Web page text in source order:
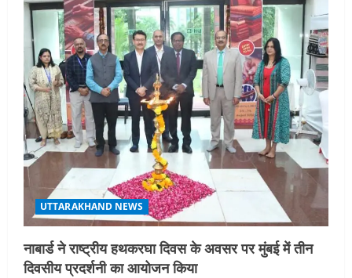
तीलू रौतेली पुरस्कार के लिए 13 वीरांगनाओं का
चयन : रेखा आर्या
August 6, 2026
4
UTTARAKHAND NEWS
मिस उत्तराखंड 2026 के सब-कॉन्टेस्ट ‘मिस
ब्यूटीफुल आइज़’ एवं ‘मिस ब्यूटीफुल हेयर’ का
आयोजन
August 5, 2026
5
UTTARAKHAND NEWS
एमआईटी वर्ल्ड पीस यूनिवर्सिटी और जर्मनी के
बीएसबीआई के बीच समझौता; भारतीय छात्रों
को मिलेंगे वैश्विक अवसर
August 5, 2026
UTTARAKHAND NEWS
नाबार्ड ने राष्ट्रीय हथकरघा दिवस के अवसर पर मुंबई में तीन
दिवसीय प्रदर्शनी का आयोजन किया